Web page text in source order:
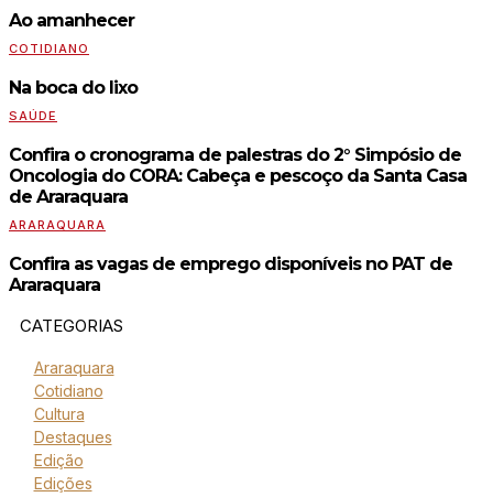
Ao amanhecer
COTIDIANO
Na boca do lixo
SAÚDE
Confira o cronograma de palestras do 2° Simpósio de
Oncologia do CORA: Cabeça e pescoço da Santa Casa
de Araraquara
ARARAQUARA
Confira as vagas de emprego disponíveis no PAT de
Araraquara
CATEGORIAS
Araraquara
Cotidiano
Cultura
Destaques
Edição
Edições